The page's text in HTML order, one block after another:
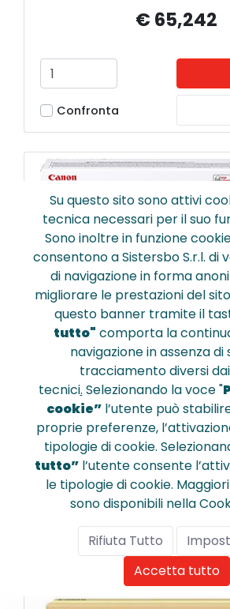
€ 65,242
Confronta
3019C002
Toner laser Canon
€ 180,467
Su questo sito sono attivi
tecnica necessari per il suo
Sono inoltre in funzione
consentono a Sistersbo S.r.l. di
di navigazione in forma
migliorare le prestazioni del
questo banner tramite il
tutto" comporta la
navigazione in assenza di
tracciamento diversi
tecnici. Selezionando la voce "
cookie”l’utente può
proprie preferenze,
tipologie di cookie.
tutto” l’utente consente
le tipologie di cookie.
sono disponibili nella
Rifiuta Tutto
Accetta tutto